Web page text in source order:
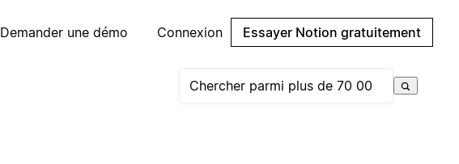
Demander une démo Connexion Essayer Notion gratuitement